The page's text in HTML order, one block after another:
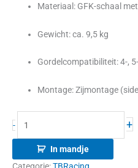
Materiaal: GFK-schaal
Gewicht: ca. 9,5 kg
Gordelcompatibiliteit: 4-,
Montage: Zijmontage
- +
In mandje